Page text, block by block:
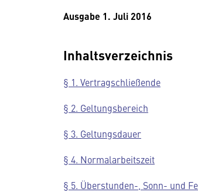
Ausgabe 1. Juli 2016
Inhaltsverzeichnis
§ 1. Vertragschließende
§ 2. Geltungsbereich
§ 3. Geltungsdauer
§ 4. Normalarbeitszeit
§ 5. Überstunden-, Sonn- und